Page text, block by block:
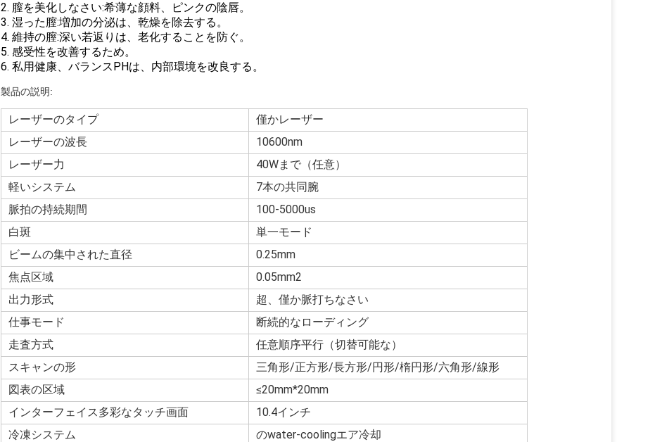
2. 膣を美化しなさい:希薄な顔料、ピンクの陰唇。
3. 湿った膣:増加の分泌は、乾燥を除去する。
4. 維持の膣:深い若返りは、老化することを防ぐ。
5. 感受性を改善するため。
6. 私用健康、バランスPHは、内部環境を改良する。
製品の説明:
レーザーのタイプ
僅かレーザー
レーザーの波長
10600nm
レーザー力
40Wまで（任意）
軽いシステム
7本の共同腕
脈拍の持続期間
100-5000us
白斑
単一モード
ビームの集中された直径
0.25mm
焦点区域
0.05mm2
出力形式
超、僅か脈打ちなさい
仕事モード
断続的なローディング
走査方式
任意順序平行（切替可能な）
スキャンの形
三角形/正方形/長方形/円形/楕円形/六角形/線形
図表の区域
≤20mm*20mm
インターフェイス多彩なタッチ画面
10.4インチ
冷凍システム
のwater-coolingエア冷却